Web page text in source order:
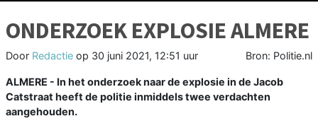
ONDERZOEK EXPLOSIE ALMERE
Door Redactie op 30 juni 2021, 12:51 uur Bron: Politie.nl
ALMERE - In het onderzoek naar de explosie in de Jacob
Catstraat heeft de politie inmiddels twee verdachten
aangehouden.